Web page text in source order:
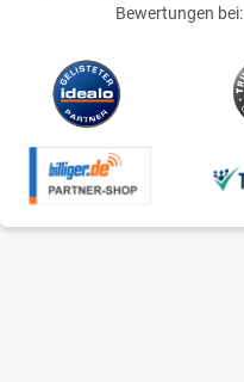
Bewertungen bei: